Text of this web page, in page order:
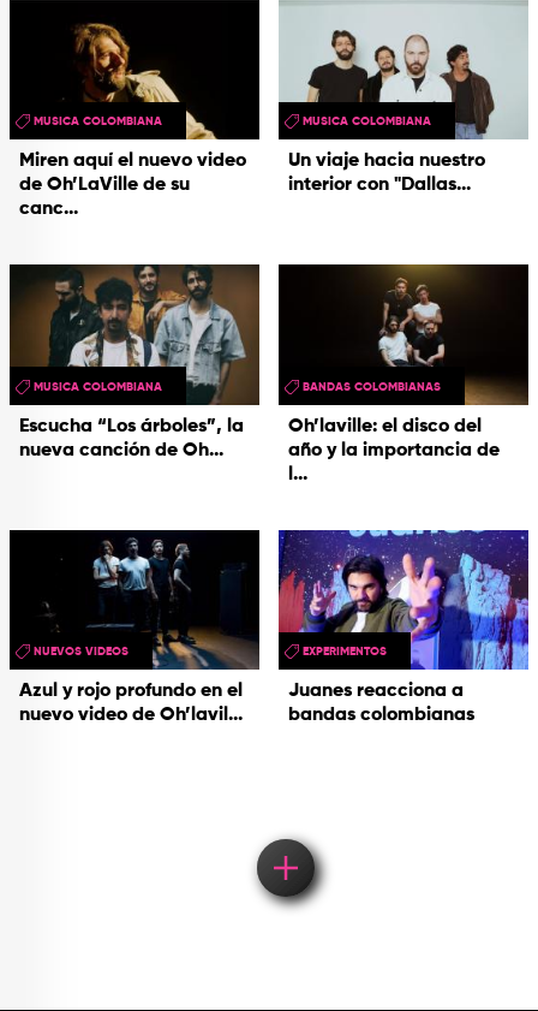
Miren aquí el nuevo video
de Oh’LaVille de su
canc...
MUSICA COLOMBIANA
Un viaje hacia nuestro
interior con "Dallas...
MUSICA COLOMBIANA
Escucha “Los árboles”, la
nueva canción de Oh...
MUSICA COLOMBIANA
Oh’laville: el disco del
año y la importancia de
l...
BANDAS COLOMBIANAS
Azul y rojo profundo en el
nuevo video de Oh’lavil...
NUEVOS VIDEOS
Juanes reacciona a
bandas colombianas
EXPERIMENTOS
Load More